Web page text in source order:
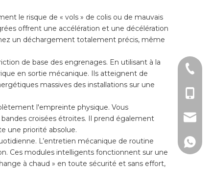
le risque de « vols » de colis ou de mauvais
offrent une accélération et une décélération
un déchargement totalement précis, même
de base des engrenages. En utilisant à la
en sortie mécanique. Ils atteignent de
massives des installations sur une
l'empreinte physique. Vous
croisées étroites. Il prend également
une priorité absolue.
L’entretien mécanique de routine
Ces modules intelligents fonctionnent sur une
à chaud » en toute sécurité et sans effort,
+ 86-